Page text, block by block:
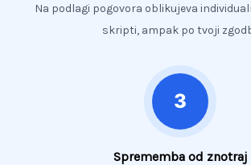
Na podlagi pogovora oblikujeva
skripti, ampak po tvoji
Sprememba od znotraj